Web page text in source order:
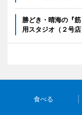
勝どき・晴海の『
用スタジオ（２号店
食べる